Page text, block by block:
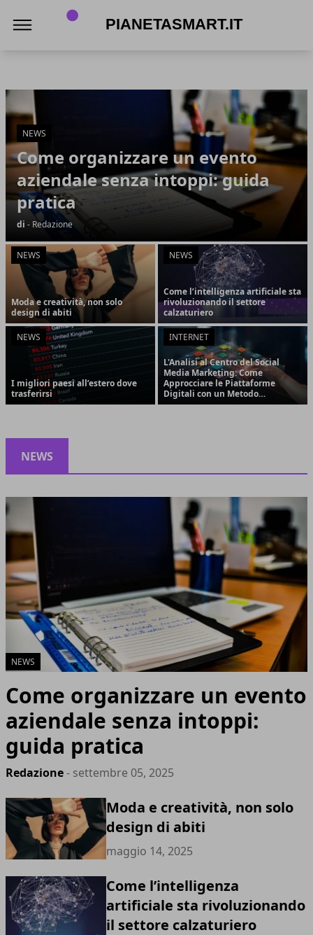
Articoli in Evidenza
NEWS
Come organizzare un evento
aziendale senza intoppi: guida
pratica
di - Redazione
NEWS
Moda e creatività, non solo
design di abiti
NEWS
Come l’intelligenza artificiale sta
rivoluzionando il settore
calzaturiero
NEWS
I migliori paesi all’estero dove
trasferirsi
INTERNET
L'Analisi al Centro del Social
Media Marketing: Come
Approcciare le Piattaforme
Digitali con un Metodo
Strategico e Orientato ai
NEWS
NEWS
Come organizzare un evento
aziendale senza intoppi:
guida pratica
Redazione- settembre 05, 2025
Moda e creatività, non solo
design di abiti
maggio 14, 2025
Come l’intelligenza
artificiale sta rivoluzionando
il settore calzaturiero